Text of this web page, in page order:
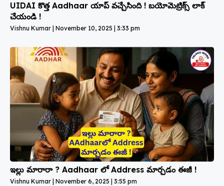
UIDAI కొత్త Aadhaar యాప్‌ వచ్చేసింది ! బయోమెట్రిక్స్ లాక్
చేయండి !
Vishnu Kumar November 10, 2025 3:33 pm
ఇల్లు మారారా ? Aadhaar లో Address మార్చడం ఈజీ !
Vishnu Kumar November 6, 2025 3:55 pm